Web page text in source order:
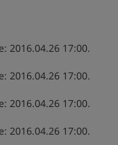
2016.04.26 17:00.
2016.04.26 17:00.
2016.04.26 17:00.
2016.04.26 17:00.